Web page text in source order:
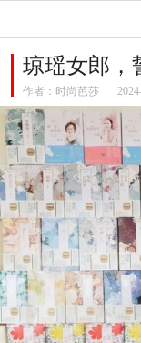
琼瑶女郎，
作者： 时尚芭莎